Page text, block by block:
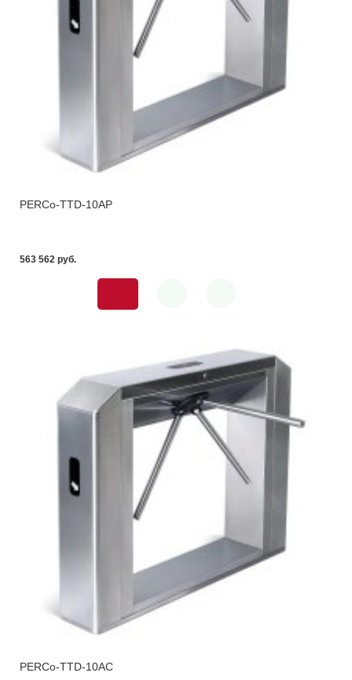
PERCo-TTD-10AP
563 562 pуб.
PERCo-TTD-10AC